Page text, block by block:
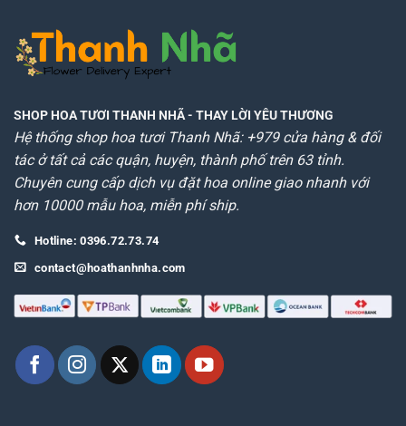
SHOP HOA TƯƠI THANH NHÃ- THAY LỜI YÊU THƯƠNG
Hệ thống shop hoa tươi Thanh Nhã: +979 cửa hàng & đối
tác ở tất cả các quận, huyện, thành phố trên 63 tỉnh.
Chuyên cung cấp dịch vụ đặt hoa online giao nhanh với
hơn 10000 mẫu hoa, miễn phí ship.
Hotline: 0396.72.73.74
contact@hoathanhnha.com